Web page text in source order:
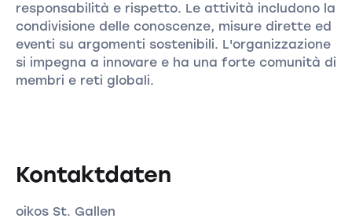
responsabilità e rispetto. Le attività includono la
condivisione delle conoscenze, misure dirette ed
eventi su argomenti sostenibili. L'organizzazione
si impegna a innovare e ha una forte comunità di
membri e reti globali.
Kontaktdaten
oikos St. Gallen